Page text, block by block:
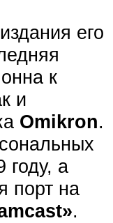
его
к
и
Omikron.
году, а
порт на
.